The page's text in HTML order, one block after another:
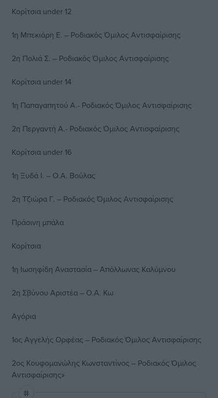
Κορίτσια under 12
1η Μπεκιάρη Ε. – Ροδιακός Όμιλος Αντισφαίρισης
2η Πολιά Σ. – Ροδιακός Όμιλος Αντισφαίρισης
Κορίτσια under 14
1η Παπαγαπητού Α.- Ροδιακός Όμιλος Αντισφαίρισης
2η Περγαντή Α.- Ροδιακός Όμιλος Αντισφαίρισης
Κορίτσια under 16
1η Ξυδά Ι. – Ο.Α. Βούλας
2η Τζιώρα Γ. – Ροδιακός Όμιλος Αντισφαίρισης
Πράσινη μπάλα
Κορίτσια
1η Ιωσηφίδη Αναστασία – Απόλλωνας Καλύμνου
2η Σβύνου Αριστέα – Ο.Α. Κω
Αγόρια
1ος Αγγελής Ορφέας – Ροδιακός Όμιλος Αντισφαίρισης
2ος Κουφομανώλης Κωνσταντίνος – Ροδιακός Όμιλος
Αντισφαίρισης»